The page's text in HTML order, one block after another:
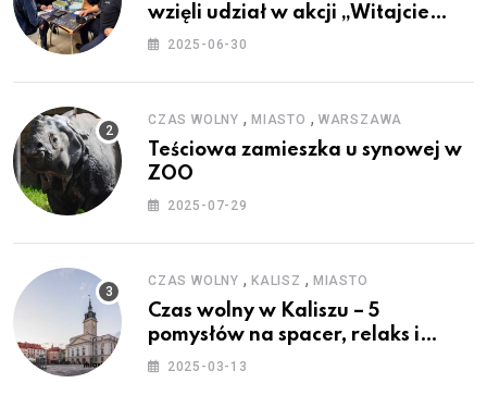
wzięli udział w akcji „Witajcie
Wakacje”
2025-06-30
CZAS WOLNY , MIASTO , WARSZAWA
Teściowa zamieszka u synowej w
ZOO
2025-07-29
CZAS WOLNY , KALISZ , MIASTO
Czas wolny w Kaliszu – 5
pomysłów na spacer, relaks i
rodzinne atrakcje
2025-03-13